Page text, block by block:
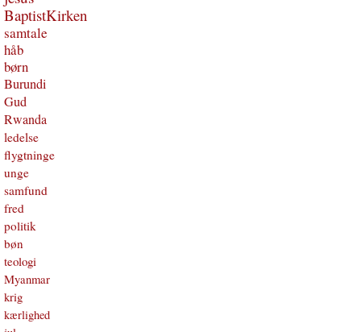
BaptistKirken
samtale
håb
børn
Burundi
Gud
Rwanda
ledelse
flygtninge
unge
samfund
fred
politik
bøn
teologi
Myanmar
krig
kærlighed